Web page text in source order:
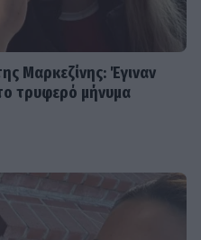
Μαρκεζίνης: Έγιναν
τρυφερό μήνυμα